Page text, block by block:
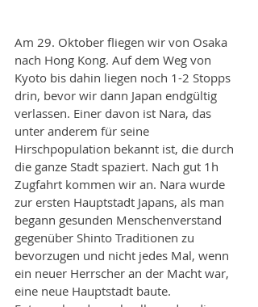
Am 29. Oktober fliegen wir von Osaka
nach Hong Kong. Auf dem Weg von
Kyoto bis dahin liegen noch 1-2 Stopps
drin, bevor wir dann Japan endgültig
verlassen. Einer davon ist Nara, das
unter anderem für seine
Hirschpopulation bekannt ist, die durch
die ganze Stadt spaziert. Nach gut 1h
Zugfahrt kommen wir an. Nara wurde
zur ersten Hauptstadt Japans, als man
begann gesunden Menschenverstand
gegenüber Shinto Traditionen zu
bevorzugen und nicht jedes Mal, wenn
ein neuer Herrscher an der Macht war,
eine neue Hauptstadt baute.